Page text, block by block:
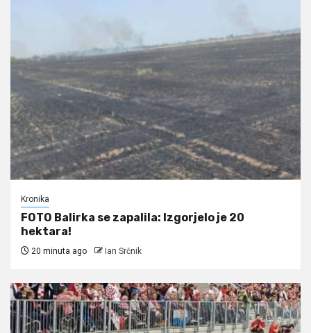
Kronika
FOTO Balirka se zapalila: Izgorjelo je 20
hektara!
20 minuta ago Ian Srčnik